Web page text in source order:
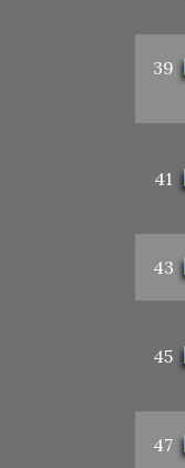
39
41
43
45
47